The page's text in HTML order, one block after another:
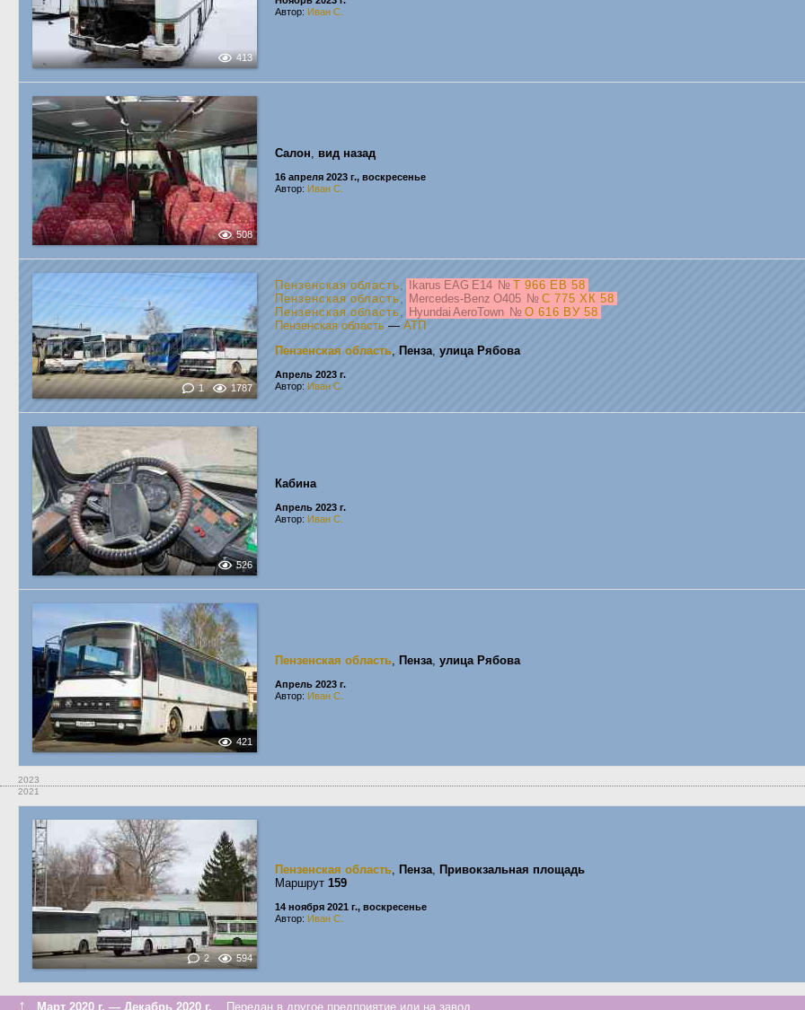
413
Автор: Иван С.
508
Салон, вид назад
16 апреля 2023 г., воскресенье
Автор: Иван С.
1 1787
Пензенская область, Ikarus EAG E14 № Т 966 ЕВ 58
Пензенская область, Mercedes-Benz O405 № С 775 ХК 58
Пензенская область, Hyundai AeroTown № О 616 ВУ 58
Пензенская область — АТП
Пензенская область, Пенза, улица Рябова
Апрель 2023 г.
Автор: Иван С.
526
Кабина
Апрель 2023 г.
Автор: Иван С.
421
Пензенская область, Пенза, улица Рябова
Апрель 2023 г.
Автор: Иван С.
2023
2021
2 594
Пензенская область, Пенза, Привокзальная площадь
Маршрут 159
14 ноября 2021 г., воскресенье
Автор: Иван С.
↑ Март 2020 г. — Декабрь 2020 г. Передан в другое предприятие или на завод